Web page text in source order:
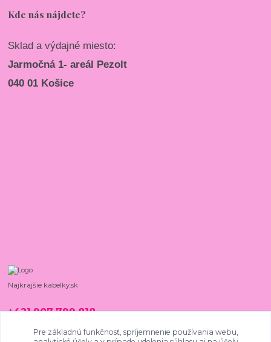
Kde nás nájdete?
Sklad a výdajné miesto:
Jarmočná 1- areál Pezolt
040 01 Košice
Najkrajšie kabelky.sk
+421 907 799 818
Pre základnú funkčnosť, spríjemnenie používania webu,